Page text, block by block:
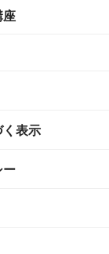
座
表示
ー